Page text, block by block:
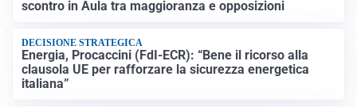
scontro in Aula tra maggioranza e opposizioni
DECISIONE STRATEGICA
Energia, Procaccini (FdI-ECR): “Bene il ricorso alla
clausola UE per rafforzare la sicurezza energetica
italiana”